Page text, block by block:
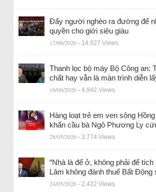
Đẩy người nghèo ra đường để
quyền cho giới siêu giàu
17/06/2026 - 14.527 Views
Thanh lọc bộ máy Bộ Công an:
chất hay vẫn là màn trình diễn
16/06/2026 - 4.942 Views
Hàng loạt trẻ em ven sông
khẩn cầu bà Ngô Phương Ly
28/05/2026 - 3.774 Views
“Nhà là để ở, không phải để tích
Lâm không đánh thuế Bất Động
24/05/2026 - 2.422 Views